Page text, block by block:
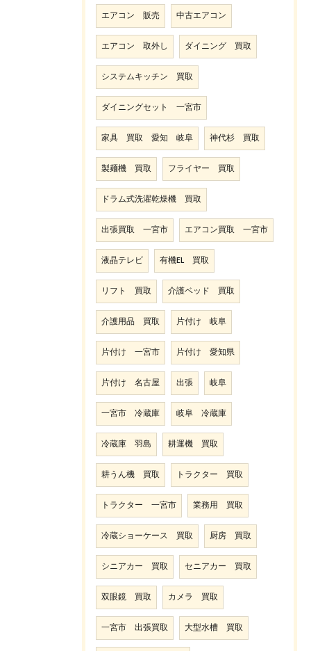
エアコン 販売 中古エアコン
エアコン 取外し ダイニング 買取
システムキッチン 買取
ダイニングセット 一宮市
家具 買取 愛知 岐阜 神代杉 買取
製麺機 買取 フライヤー 買取
ドラム式洗濯乾燥機 買取
出張買取 一宮市 エアコン買取 一宮市
液晶テレビ 有機EL 買取
リフト 買取 介護ベッド 買取
介護用品 買取 片付け 岐阜
片付け 一宮市 片付け 愛知県
片付け 名古屋 出張 岐阜
一宮市 冷蔵庫 岐阜 冷蔵庫
冷蔵庫 羽島 耕運機 買取
耕うん機 買取 トラクター 買取
トラクター 一宮市 業務用 買取
冷蔵ショーケース 買取 厨房 買取
シニアカー 買取 セニアカー 買取
双眼鏡 買取 カメラ 買取
一宮市 出張買取 大型水槽 買取